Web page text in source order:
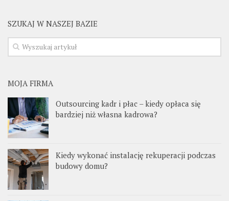
SZUKAJ W NASZEJ BAZIE
MOJA FIRMA
Outsourcing kadr i płac – kiedy opłaca się
bardziej niż własna kadrowa?
Kiedy wykonać instalację rekuperacji podczas
budowy domu?